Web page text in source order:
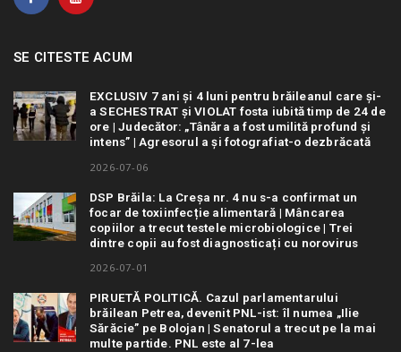
SE CITESTE ACUM
EXCLUSIV 7 ani și 4 luni pentru brăileanul care și-
a SECHESTRAT și VIOLAT fosta iubită timp de 24 de
ore | Judecător: „Tânăra a fost umilită profund și
intens” | Agresorul a și fotografiat-o dezbrăcată
2026-07-06
DSP Brăila: La Creșa nr. 4 nu s-a confirmat un
focar de toxiinfecție alimentară | Mâncarea
copiilor a trecut testele microbiologice | Trei
dintre copii au fost diagnosticați cu norovirus
2026-07-01
PIRUETĂ POLITICĂ. Cazul parlamentarului
brăilean Petrea, devenit PNL-ist: îl numea „Ilie
Sărăcie” pe Bolojan | Senatorul a trecut pe la mai
multe partide. PNL este al 7-lea